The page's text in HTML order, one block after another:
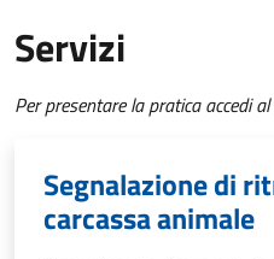
Servizi
Per presentare la pratica accedi
Segnalazione di
carcassa animale